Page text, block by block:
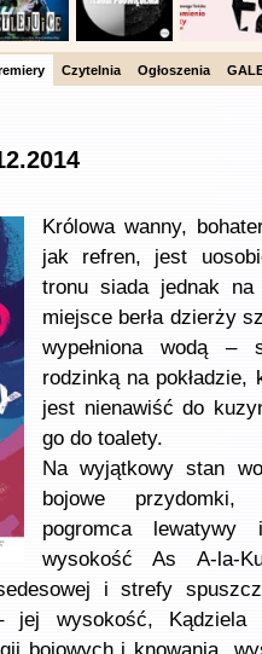
Czytelnia Ogłoszenia
Królowa wanny,
jak refren, jest
tronu siada jednak
miejsce berła dzierży
wypełniona wodą
rodzinką na pokładzie,
jest nienawiść do
go do toalety.
Na wyjątkowy stan
bojowe
pogromca
wysokość As A-la-
i strefy
jej wysokość, Kądziela